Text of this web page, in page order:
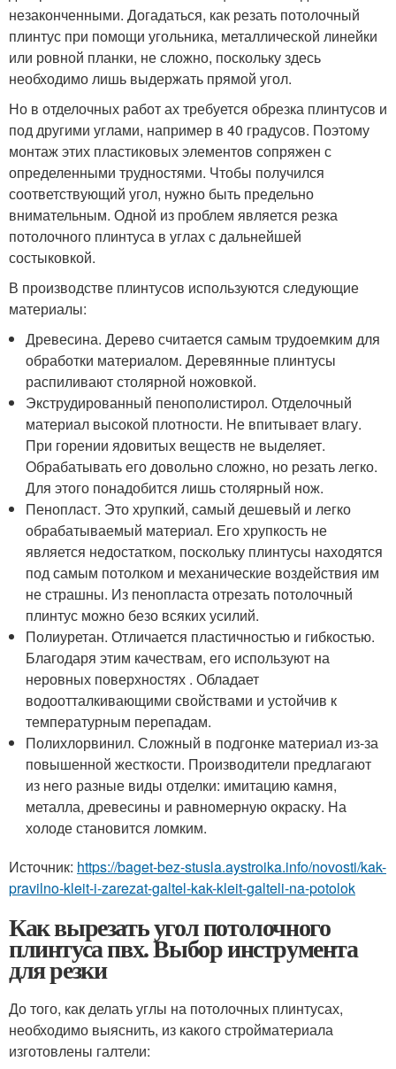
незаконченными. Догадаться, как резать потолочный
плинтус при помощи угольника, металлической линейки
или ровной планки, не сложно, поскольку здесь
необходимо лишь выдержать прямой угол.
Но в отделочных работ ах требуется обрезка плинтусов и
под другими углами, например в 40 градусов. Поэтому
монтаж этих пластиковых элементов сопряжен с
определенными трудностями. Чтобы получился
соответствующий угол, нужно быть предельно
внимательным. Одной из проблем является резка
потолочного плинтуса в углах с дальнейшей
состыковкой.
В производстве плинтусов используются следующие
материалы:
Древесина. Дерево считается самым трудоемким для
обработки материалом. Деревянные плинтусы
распиливают столярной ножовкой.
Экструдированный пенополистирол. Отделочный
материал высокой плотности. Не впитывает влагу.
При горении ядовитых веществ не выделяет.
Обрабатывать его довольно сложно, но резать легко.
Для этого понадобится лишь столярный нож.
Пенопласт. Это хрупкий, самый дешевый и легко
обрабатываемый материал. Его хрупкость не
является недостатком, поскольку плинтусы находятся
под самым потолком и механические воздействия им
не страшны. Из пенопласта отрезать потолочный
плинтус можно безо всяких усилий.
Полиуретан. Отличается пластичностью и гибкостью.
Благодаря этим качествам, его используют на
неровных поверхностях . Обладает
водоотталкивающими свойствами и устойчив к
температурным перепадам.
Полихлорвинил. Сложный в подгонке материал из-за
повышенной жесткости. Производители предлагают
из него разные виды отделки: имитацию камня,
металла, древесины и равномерную окраску. На
холоде становится ломким.
Источник: https://baget-bez-stusla.aystroika.info/novosti/kak-
pravilno-kleit-i-zarezat-galtel-kak-kleit-galteli-na-potolok
Как вырезать угол потолочного
плинтуса пвх. Выбор инструмента
для резки
До того, как делать углы на потолочных плинтусах,
необходимо выяснить, из какого стройматериала
изготовлены галтели: